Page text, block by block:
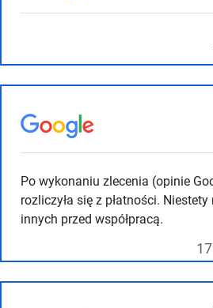
Po wykonaniu zlecenia (opinie
rozliczyła się z płatności.
innych przed współpracą.